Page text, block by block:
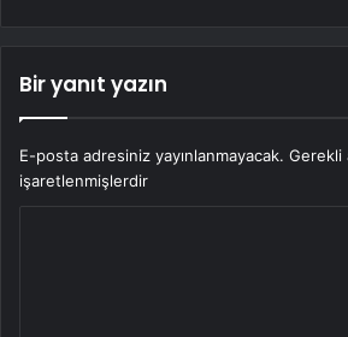
Bir yanıt yazın
E-posta adresiniz yayınlanmayacak. Gerekli
işaretlenmişlerdir